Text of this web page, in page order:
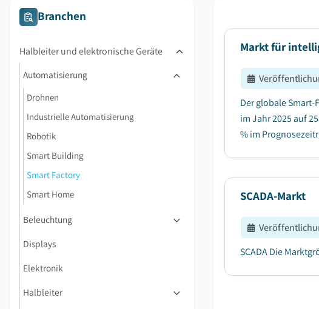
Branchen
Halbleiter und elektronische Geräte
Automatisierung
Drohnen
Industrielle Automatisierung
Robotik
Smart Building
Smart Factory
Smart Home
Beleuchtung
Displays
Elektronik
Halbleiter
Markt für
Der globale Smart-
im Jahr 2025 auf
% im
SCADA-Markt
SCADA Die